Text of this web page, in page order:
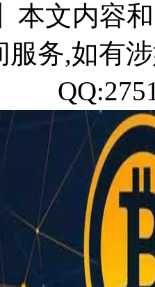
本文内容
服务,如有